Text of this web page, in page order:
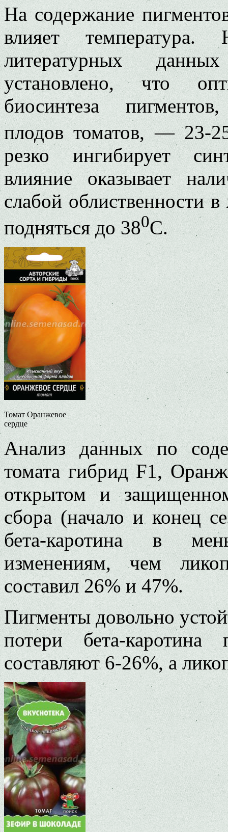
На содержание
влияет
литературных
установлено, что
биосинтеза
плодов томатов, — 23-
резко ингибирует
влияние оказывает
слабой облиственности
подняться до 380С.
Томат Оранжевое
сердце
Анализ данных по
томата гибрид F1,
открытом и
сбора (начало и конец
бета-каротина в
изменениям, чем
составил 26% и 47%.
Пигменты довольно
потери бета-каротина
составляют 6-26%, а